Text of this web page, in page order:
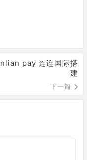
pay 连连国际搭
建
下一篇